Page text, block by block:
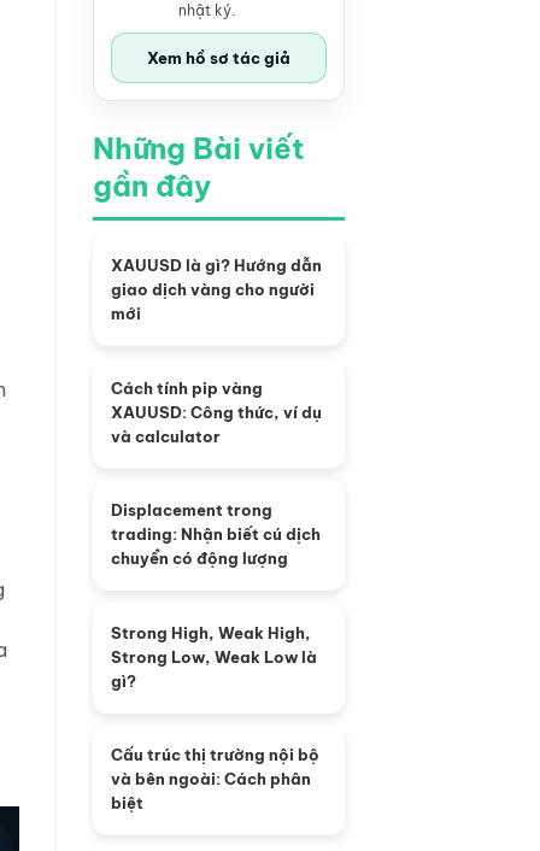
nhật ký.
Xem hồ sơ tác giả
Những Bài viết
gần đây
XAUUSD là gì? Hướng dẫn
giao dịch vàng cho người
mới
Cách tính pip vàng
XAUUSD: Công thức, ví dụ
và calculator
Displacement trong
trading: Nhận biết cú dịch
chuyển có động lượng
Strong High, Weak High,
Strong Low, Weak Low là
gì?
Cấu trúc thị trường nội bộ
và bên ngoài: Cách phân
biệt